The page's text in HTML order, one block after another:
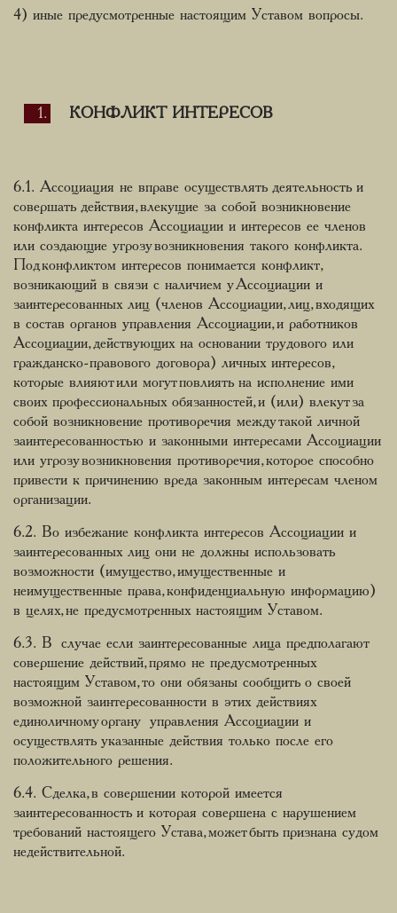
4) иные предусмотренные настоящим Уставом вопросы.
КОНФЛИКТ ИНТЕРЕСОВ
6.1. Ассоциация не вправе осуществлять деятельность и
совершать действия, влекущие за собой возникновение
конфликта интересов Ассоциации и интересов ее членов
или создающие угрозу возникновения такого конфликта.
Под конфликтом интересов понимается конфликт,
возникающий в связи с наличием у Ассоциации и
заинтересованных лиц (членов Ассоциации, лиц, входящих
в состав органов управления Ассоциации, и работников
Ассоциации, действующих на основании трудового или
гражданско-правового договора) личных интересов,
которые влияют или могут повлиять на исполнение ими
своих профессиональных обязанностей, и (или) влекут за
собой возникновение противоречия между такой личной
заинтересованностью и законными интересами Ассоциации
или угрозу возникновения противоречия, которое способно
привести к причинению вреда законным интересам членом
организации.
6.2. Во избежание конфликта интересов Ассоциации и
заинтересованных лиц они не должны использовать
возможности (имущество, имущественные и
неимущественные права, конфиденциальную информацию)
в целях, не предусмотренных настоящим Уставом.
6.3. В случае если заинтересованные лица предполагают
совершение действий, прямо не предусмотренных
настоящим Уставом, то они обязаны сообщить о своей
возможной заинтересованности в этих действиях
единоличному органу управления Ассоциации и
осуществлять указанные действия только после его
положительного решения.
6.4. Сделка, в совершении которой имеется
заинтересованность и которая совершена с нарушением
требований настоящего Устава, может быть признана судом
недействительной.